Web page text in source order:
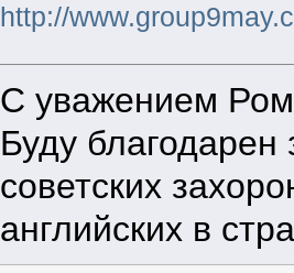
http://
С уважением
Буду
советских
английских в